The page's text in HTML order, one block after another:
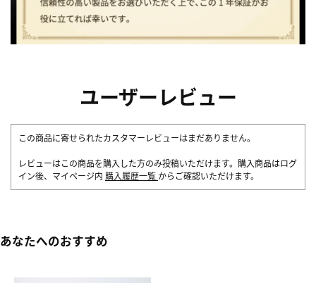
ユーザーレビュー
この商品に寄せられたカスタマーレビューはまだありません。
レビューはこの商品を購入した方のみ投稿いただけます。購入商品はログ
イン後、マイページ内 購入履歴一覧 からご確認いただけます。
あなたへのおすすめ